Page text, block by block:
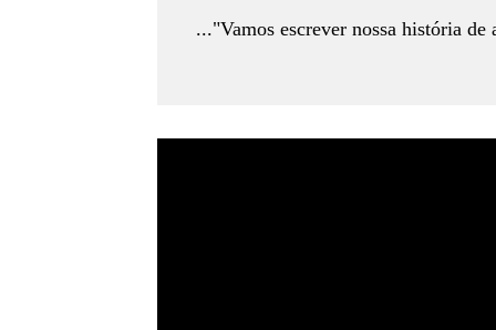
..."Vamos escrever nossa história de